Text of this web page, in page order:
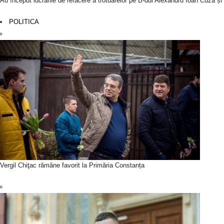
POLITICA
Vergil Chiţac rămâne favorit la Primăria Constanța